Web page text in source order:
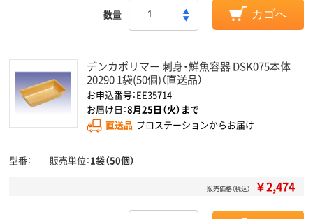
数量 カゴへ
デンカポリマー 刺身・鮮魚容器 DSK075本体
20290 1袋(50個)（直送品）
お申込番号：EE35714
お届け日：8月25日（火）まで
直送品 プロステーションからお届け
型番 販売単位 1袋（50個）
販売価格（税込） ￥2,474